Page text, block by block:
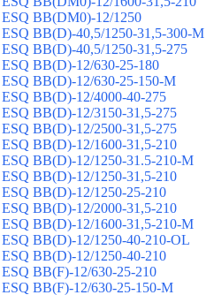
ESQ ВВ(DM0)-12/1250
ESQ ВВ(D)-40,5/1250-31,5-300-М
ESQ ВВ(D)-40,5/1250-31,5-275
ESQ ВВ(D)-12/630-25-180
ESQ ВВ(D)-12/630-25-150-М
ESQ ВВ(D)-12/4000-40-275
ESQ ВВ(D)-12/3150-31,5-275
ESQ ВВ(D)-12/2500-31,5-275
ESQ ВВ(D)-12/1600-31,5-210
ESQ ВВ(D)-12/1250-31.5-210-М
ESQ ВВ(D)-12/1250-31,5-210
ESQ ВВ(D)-12/1250-25-210
ESQ BB(D)-12/2000-31,5-210
ESQ BB(D)-12/1600-31,5-210-М
ESQ BB(D)-12/1250-40-210-OL
ESQ BB(D)-12/1250-40-210
ESQ ВВ(F)-12/630-25-210
ESQ ВВ(F)-12/630-25-150-М